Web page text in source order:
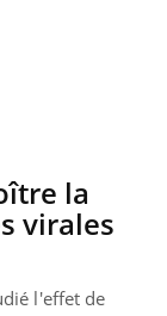
la
virales
l'effet de